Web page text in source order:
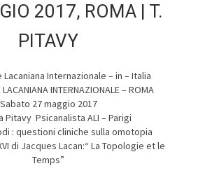
2017, ROMA | T.
PITAVY
Internazionale – in – Italia
INTERNAZIONALE – ROMA
Sabato 27 maggio 2017
Pitavy Psicanalista ALI – Parigi
: questioni cliniche sulla omotopia
di Jacques Lacan:“ La Topologie et le
Temps”